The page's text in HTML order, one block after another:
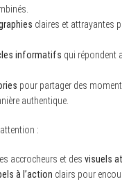
claires et attrayantes
informatifs qui répondent
pour partager des
authentique.
:
accrocheurs et des visuels
à l’action clairs pour